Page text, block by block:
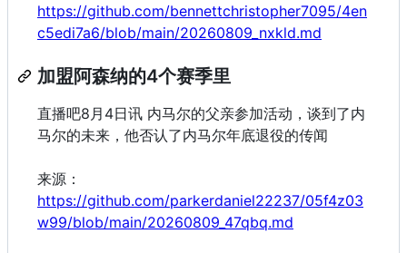
https://github.com/bennettchristopher7095/4en
c5edi7a6/blob/main/20260809_nxkld.md
加盟阿森纳的4个赛季里
直播吧8月4日讯 内马尔的父亲参加活动，谈到了内
马尔的未来，他否认了内马尔年底退役的传闻
来源：
https://github.com/parkerdaniel22237/05f4z03
w99/blob/main/20260809_47qbq.md